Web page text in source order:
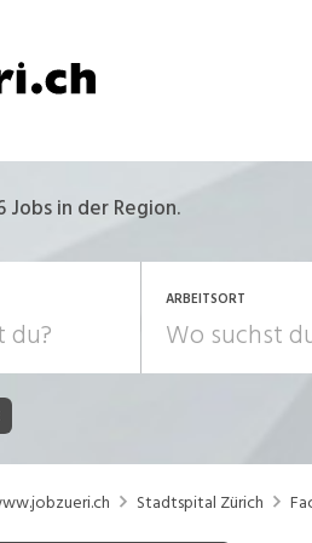
Jobs in der Region.
ARBEITSORT
BiotechnologieStadtspital Zürich